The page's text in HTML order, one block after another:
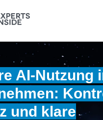
AI-Nutzung
und klare